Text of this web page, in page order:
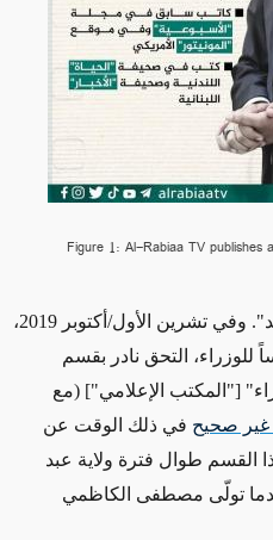
Figure 1: Al-Rabiaa TV publishes
والبرامح السياسية في قناة "العهد". وفي تشرين الأول/أكتوبر 2019،
للوزراء، التحق نادر بقسم
["المكتب الإعلامي"] (مع
صحيح في ذلك الوقت عن
القسم طوال فترة ولاية عبد
تولّى مصطفى الكاظمي